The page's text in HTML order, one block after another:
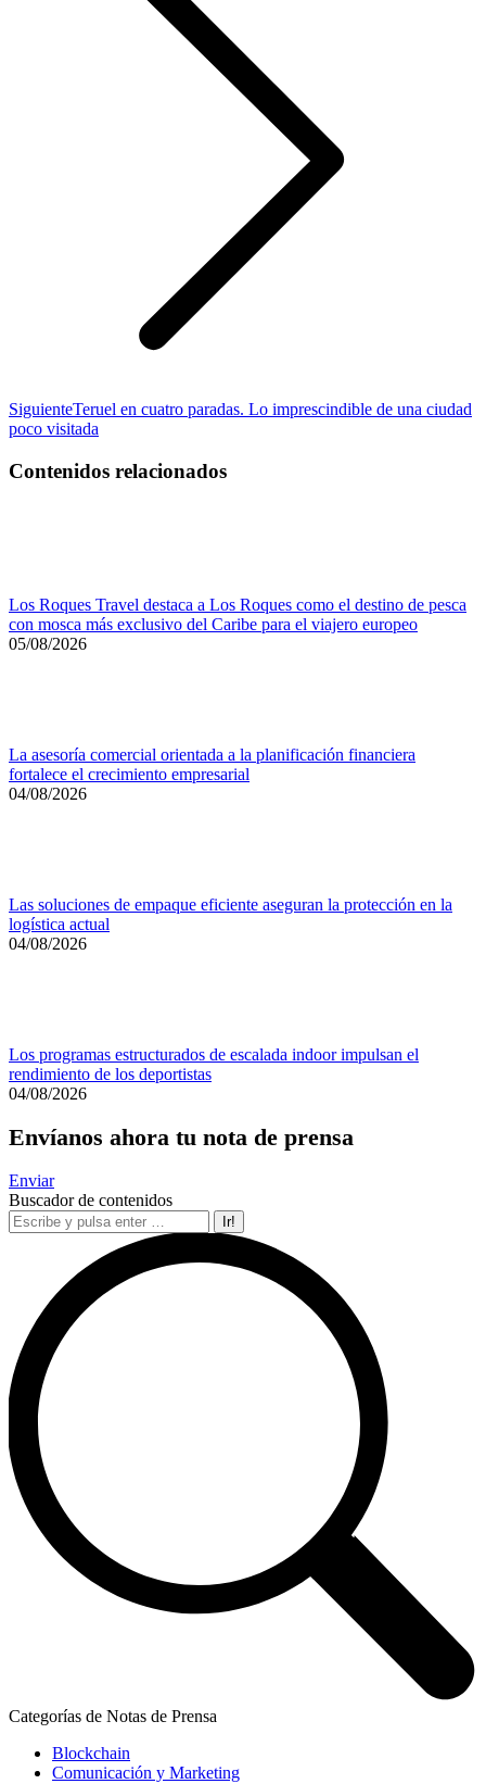
SiguienteEntrada
siguiente:
Teruel en cuatro paradas. Lo imprescindible de una ciudad
poco visitada
Contenidos relacionados
Los Roques Travel destaca a Los Roques como el destino de pesca
con mosca más exclusivo del Caribe para el viajero europeo
05/08/2026
La asesoría comercial orientada a la planificación financiera
fortalece el crecimiento empresarial
04/08/2026
Las soluciones de empaque eficiente aseguran la protección en la
logística actual
04/08/2026
Los programas estructurados de escalada indoor impulsan el
rendimiento de los deportistas
04/08/2026
Envíanos ahora tu nota de prensa
Enviar
Buscador de contenidos
Search:
Categorías de Notas de Prensa
Blockchain
Comunicación y Marketing